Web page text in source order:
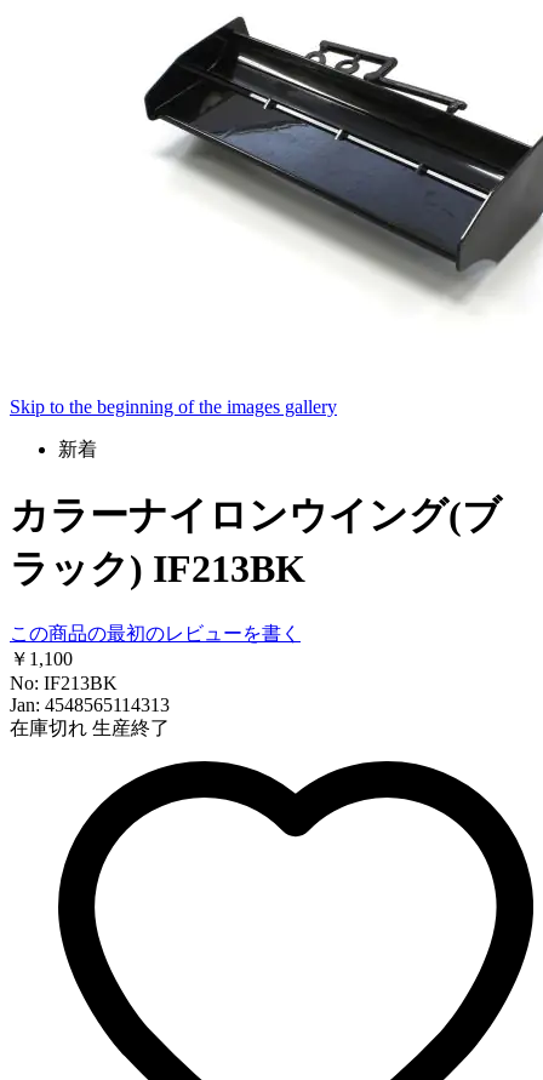
Skip to the beginning of the images gallery
新着
カラーナイロンウイング(ブ
ラック) IF213BK
この商品の最初のレビューを書く
￥1,100
No: IF213BK
Jan: 4548565114313
在庫切れ 生産終了